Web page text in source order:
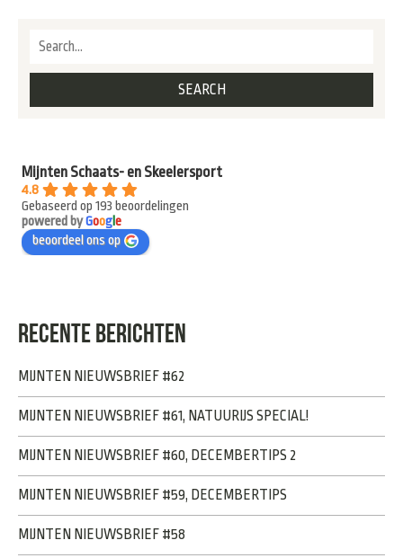
Mijnten Schaats- en Skeelersport
4.8
Gebaseerd op 193 beoordelingen
powered byGooge
beoordeel ons op
RECENTE BERICHTEN
MIJNTEN NIEUWSBRIEF #62
MIJNTEN NIEUWSBRIEF #61, NATUURIJS SPECIAL!
MIJNTEN NIEUWSBRIEF #60, DECEMBERTIPS 2
MIJNTEN NIEUWSBRIEF #59, DECEMBERTIPS
MIJNTEN NIEUWSBRIEF #58